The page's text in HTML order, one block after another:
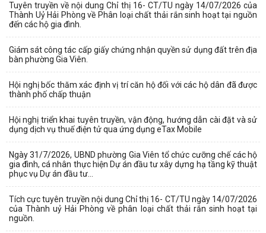
Tuyên truyền về nội dung Chỉ thị 16- CT/TU ngày 14/07/2026 của
Thành Uỷ Hải Phòng về Phân loại chất thải rắn sinh hoạt tại nguồn
đến các hộ gia đình.
Giám sát công tác cấp giấy chứng nhận quyền sử dụng đất trên địa
bàn phường Gia Viên.
Hội nghị bốc thăm xác định vị trí căn hộ đối với các hộ dân đã được
thành phố chấp thuận
Hội nghị triển khai tuyên truyền, vận động, hướng dẫn cài đặt và sử
dụng dịch vụ thuế điện tử qua ứng dụng eTax Mobile
Ngày 31/7/2026, UBND phường Gia Viên tổ chức cưỡng chế các hộ
gia đình, cá nhân thực hiện Dự án đầu tư xây dựng hạ tầng kỹ thuật
phục vụ Dự án đầu tư...
Tích cực tuyên truyền nội dung Chỉ thị 16- CT/TU ngày 14/07/2026
của Thành uỷ Hải Phòng về phân loại chất thải rắn sinh hoạt tại
nguồn.